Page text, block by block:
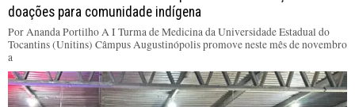
doações para comunidade indígena
Por Ananda Portilho A I Turma de Medicina da Universidade Estadual do
Tocantins (Unitins) Câmpus Augustinópolis promove neste mês de novembro
a